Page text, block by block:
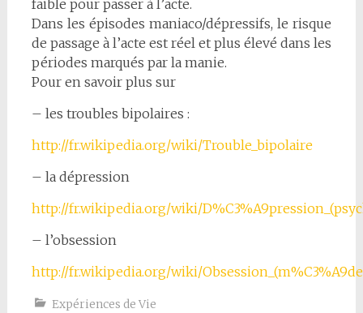
faible pour passer à l’acte.
Dans les épisodes maniaco/dépressifs, le risque
de passage à l’acte est réel et plus élevé dans les
périodes marqués par la manie.
Pour en savoir plus sur
– les troubles bipolaires :
http://fr.wikipedia.org/wiki/Trouble_bipolaire
– la dépression
http://fr.wikipedia.org/wiki/
– l’obsession
http://fr.wikipedia.org/wiki/
Expériences de Vie